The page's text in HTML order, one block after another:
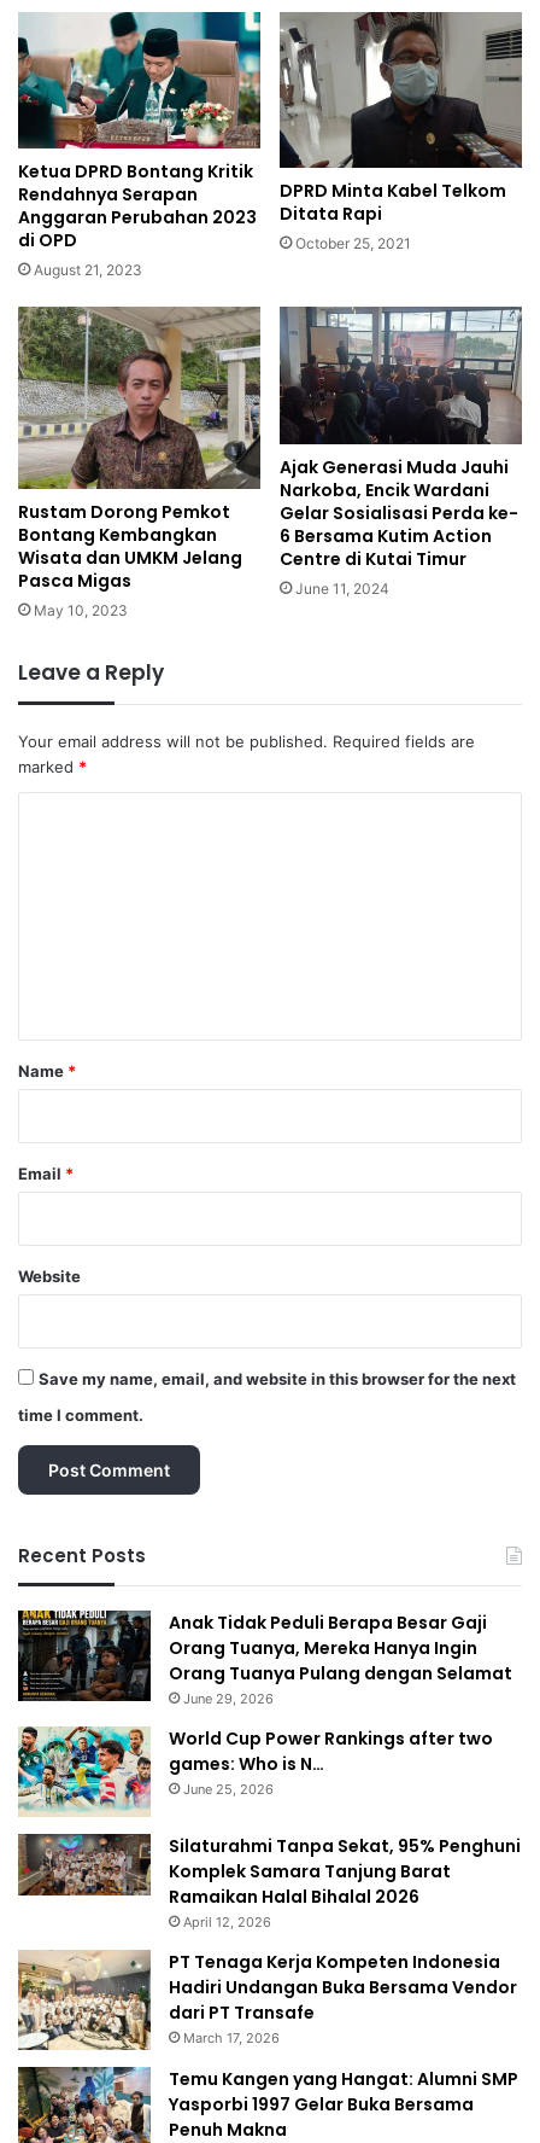
Ketua DPRD Bontang Kritik
Rendahnya Serapan
Anggaran Perubahan 2023
di OPD
August 21, 2023
DPRD Minta Kabel Telkom
Ditata Rapi
October 25, 2021
Rustam Dorong Pemkot
Bontang Kembangkan
Wisata dan UMKM Jelang
Pasca Migas
May 10, 2023
Ajak Generasi Muda Jauhi
Narkoba, Encik Wardani
Gelar Sosialisasi Perda ke-
6 Bersama Kutim Action
Centre di Kutai Timur
June 11, 2024
Leave a Reply
Your email address will not be published. Required fields are
marked *
*
Name *
Email *
Website
Save my name, email, and website in this browser for the next
time I comment.
Recent Posts
Anak Tidak Peduli Berapa Besar Gaji
Orang Tuanya, Mereka Hanya Ingin
Orang Tuanya Pulang dengan Selamat
June 29, 2026
World Cup Power Rankings after two
games: Who is N…
June 25, 2026
Silaturahmi Tanpa Sekat, 95% Penghuni
Komplek Samara Tanjung Barat
Ramaikan Halal Bihalal 2026
April 12, 2026
PT Tenaga Kerja Kompeten Indonesia
Hadiri Undangan Buka Bersama Vendor
dari PT Transafe
March 17, 2026
Temu Kangen yang Hangat: Alumni SMP
Yasporbi 1997 Gelar Buka Bersama
Penuh Makna